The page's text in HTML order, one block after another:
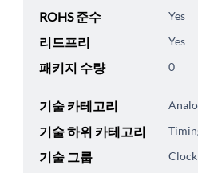
ROHS 준수 Yes
리드프리 Yes
패키지 수량 0
기술 카테고리
기술 하위 카테고리
기술 그룹